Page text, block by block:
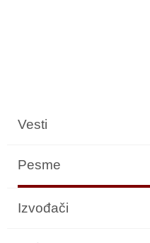
Vesti
Pesme
Izvođači